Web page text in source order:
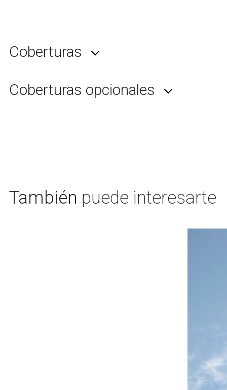
Coberturas
Coberturas opcionales
También puede interesarte